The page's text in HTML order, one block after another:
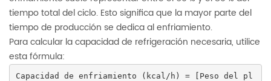
tiempo total del ciclo. Esto significa que la mayor parte del
tiempo de producción se dedica al enfriamiento.
Para calcular la capacidad de refrigeración necesaria, utilice
esta fórmula:
Capacidad de enfriamiento (kcal/h) = [Peso del pl